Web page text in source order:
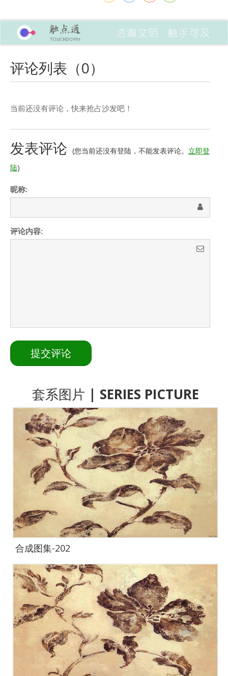
评论列表（0）
当前还没有评论，快来抢占沙发吧！
发表评论 (您当前还没有登陆，不能发表评论。 立即登
陆)
昵称:
评论内容:
套系图片 | SERIES PICTURE
合成图集-202